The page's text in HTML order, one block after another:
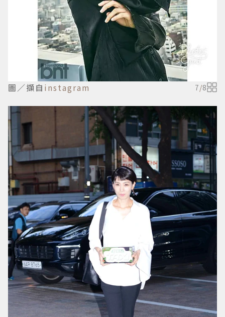
圖／擷自 instagram 7/8